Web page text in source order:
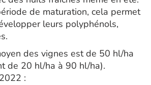
de maturation, cela permet
leurs polyphénols,
des vignes est de 50 hl/ha
de 20 hl/ha à 90 hl/ha).
: